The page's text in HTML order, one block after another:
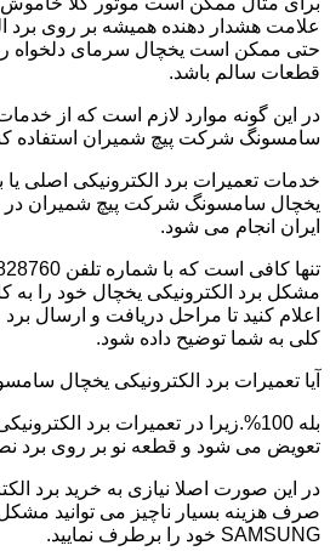
علامت هشدار دهنده همیشه بر روی برد
حتی ممکن است یخچال سرمای دلخواه را
قطعات سالم باشد.
در این گونه موارد لازم است که از
سامسونگ شرکت پیچ شمیران استفاده
خدمات تعمیرات برد الکترونیکی اصلی یا
یخچال سامسونگ شرکت پیچ شمیران در
ایران انجام می شود.
مشکل برد الکترونیکی یخچال خود را به
اعلام کنید تا مراحل دریافت و ارسال
کلی به شما توضیح داده شود.
آیا تعمیرات برد الکترونیکی یخچال
بله 100%.زیرا در تعمیرات برد
تعویض می شود و قطعه نو بر روی برد
در این صورت اصلا نیازی به خرید برد
صرف هزینه بسیار ناچیز می توانید
SAMSUNG خود را برطرف نمایید.